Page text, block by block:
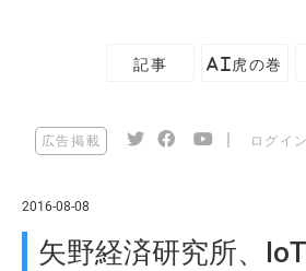
記事 AI虎の巻
広告掲載 ログイン
2016-08-08
矢野経済研究所、